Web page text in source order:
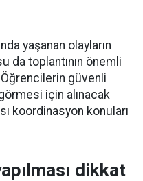
yaşanan olayların
da toplantının önemli
Öğrencilerin güvenli
için alınacak
koordinasyon konuları
dikkat